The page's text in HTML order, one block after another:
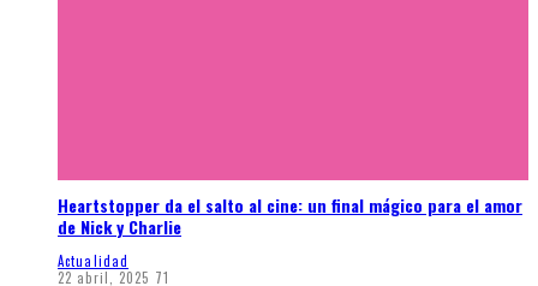
Heartstopper da el salto al cine: un final mágico para el amor
de Nick y Charlie
Actualidad
22 abril, 2025 71